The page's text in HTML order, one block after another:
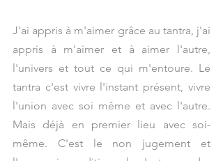
J'ai appris à m'aimer grâce au tantra, j'ai
appris à m'aimer et à aimer l'autre,
l'univers et tout ce qui m'entoure. Le
tantra c'est vivre l'instant présent, vivre
l'union avec soi même et avec l'autre.
Mais déjà en premier lieu avec soi-
même. C'est le non jugement et